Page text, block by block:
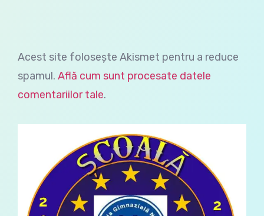
Acest site folosește Akismet pentru a reduce
spamul. Află cum sunt procesate datele
comentariilor tale.